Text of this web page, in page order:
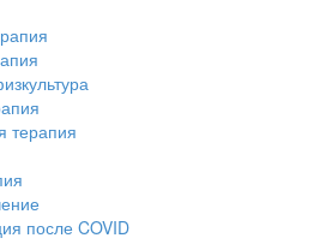
терапия
после COVID